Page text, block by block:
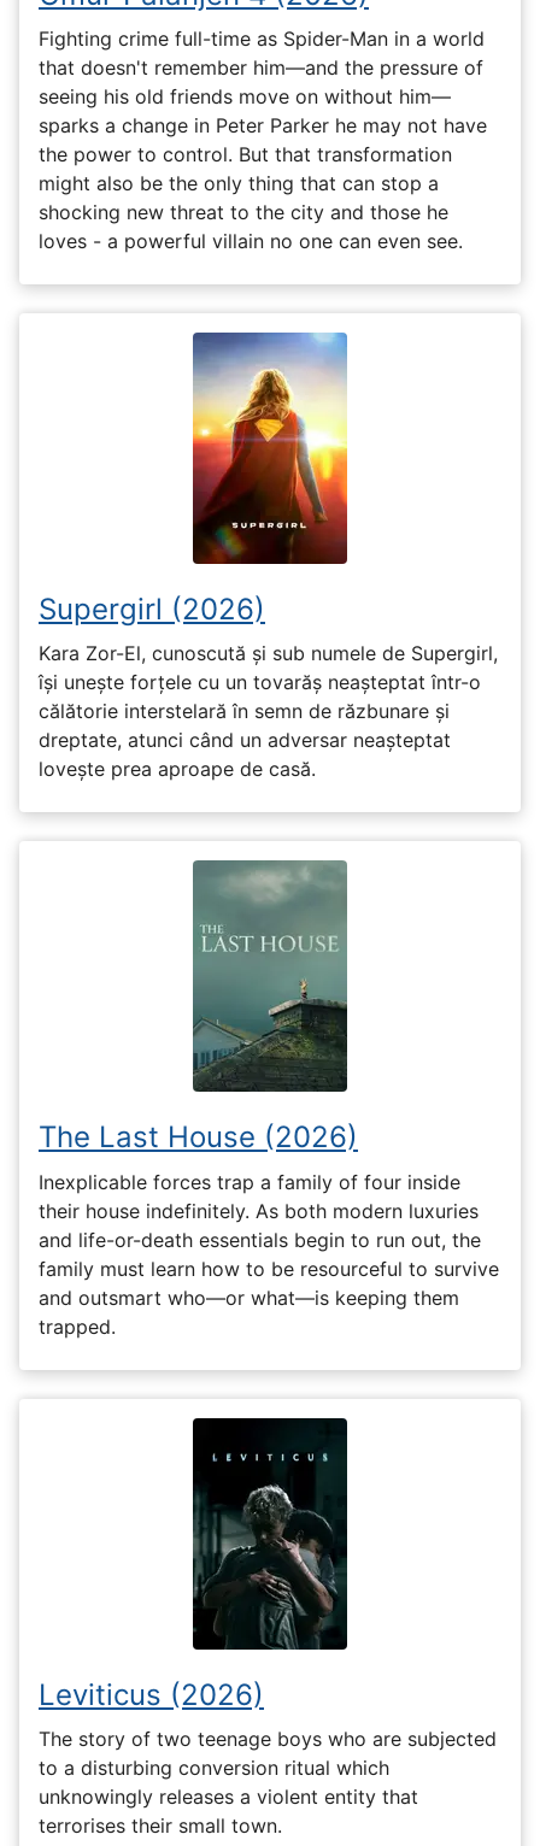
Fighting crime full-time as Spider-Man in a world
that doesn't remember him—and the pressure of
seeing his old friends move on without him—
sparks a change in Peter Parker he may not have
the power to control. But that transformation
might also be the only thing that can stop a
shocking new threat to the city and those he
loves - a powerful villain no one can even see.
Supergirl (2026)
Kara Zor-El, cunoscută și sub numele de Supergirl,
își unește forțele cu un tovarăș neașteptat într-o
călătorie interstelară în semn de răzbunare și
dreptate, atunci când un adversar neașteptat
lovește prea aproape de casă.
The Last House (2026)
Inexplicable forces trap a family of four inside
their house indefinitely. As both modern luxuries
and life-or-death essentials begin to run out, the
family must learn how to be resourceful to survive
and outsmart who—or what—is keeping them
trapped.
Leviticus (2026)
The story of two teenage boys who are subjected
to a disturbing conversion ritual which
unknowingly releases a violent entity that
terrorises their small town.